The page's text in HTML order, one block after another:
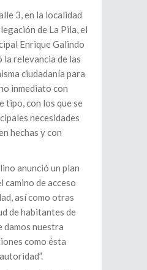
3, en la localidad
de La Pila, el
Enrique Galindo
la relevancia de las
ciudadanía para
inmediato con
tipo, con los que se
necesidades
hechas y con
anunció un plan
de acceso
así como otras
de habitantes de
damos nuestra
como ésta